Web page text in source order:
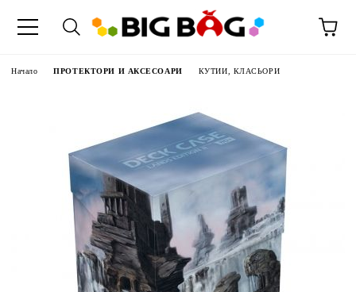
Начало ПРОТЕКТОРИ И АКСЕСОАРИ КУТИИ, КЛАСЬОРИ